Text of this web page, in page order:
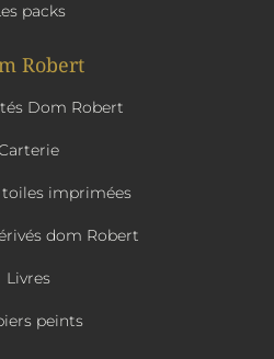
packs
Robert
Dom Robert
toiles imprimées
dom Robert
Livres
peints